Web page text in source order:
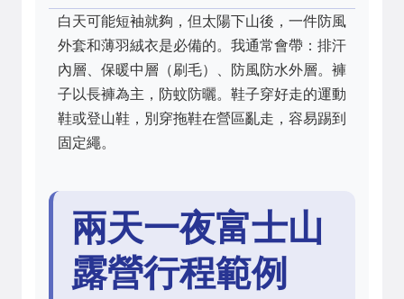
白天可能短袖就夠，但太陽下山後，一件防風
外套和薄羽絨衣是必備的。我通常會帶：排汗
內層、保暖中層（刷毛）、防風防水外層。褲
子以長褲為主，防蚊防曬。鞋子穿好走的運動
鞋或登山鞋，別穿拖鞋在營區亂走，容易踢到
固定繩。
兩天一夜富士山
露營行程範例